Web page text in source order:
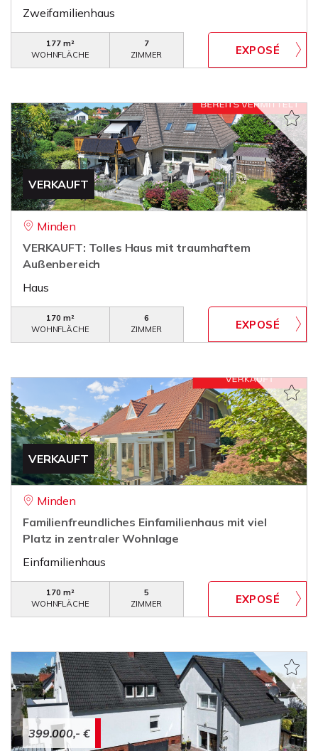
Zweifamilienhaus
177 m²
WOHNFLÄCHE
7
ZIMMER
VERKAUFT
Minden
VERKAUFT: Tolles Haus mit traumhaftem
Außenbereich
Haus
170 m²
WOHNFLÄCHE
6
ZIMMER
VERKAUFT
Minden
Familienfreundliches Einfamilienhaus mit viel
Platz in zentraler Wohnlage
Einfamilienhaus
170 m²
WOHNFLÄCHE
5
ZIMMER
399.000,- €